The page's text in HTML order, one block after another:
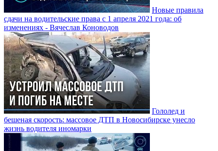
Новые правила
сдачи на водительские права с 1 апреля 2021 года: об
изменениях - Вячеслав Коноводов
Гололед и
бешеная скорость: массовое ДТП в Новосибирске унесло
жизнь водителя иномарки